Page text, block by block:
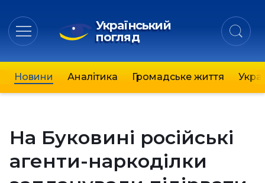
Український
погляд
Новини Аналітика Громадське життя
На Буковині російські
агенти-наркоділки